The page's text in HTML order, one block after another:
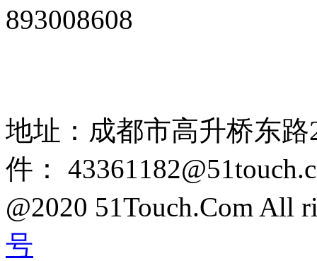
893008608
地址：成都市高升桥东
件：
@2020 51Touch.Com All
号